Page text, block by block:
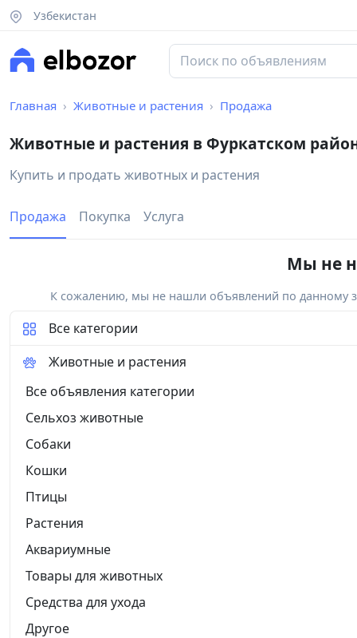
Узбекистан
Главная Животные и растения Продажа
Животные и растения в Фуркатском
Купить и продать животных и растения
Продажа Покупка Услуга
Мы не
К сожалению, мы не нашли объявлений по данному
Все категории
Животные и растения
Все объявления категории
Сельхоз животные
Собаки
Кошки
Птицы
Растения
Аквариумные
Товары для животных
Средства для ухода
Другое